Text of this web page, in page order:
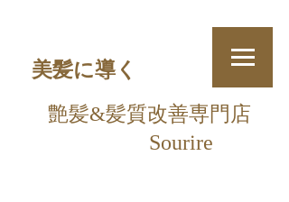
美髪に導く
艶髪&髪質改善専門店
Sourire